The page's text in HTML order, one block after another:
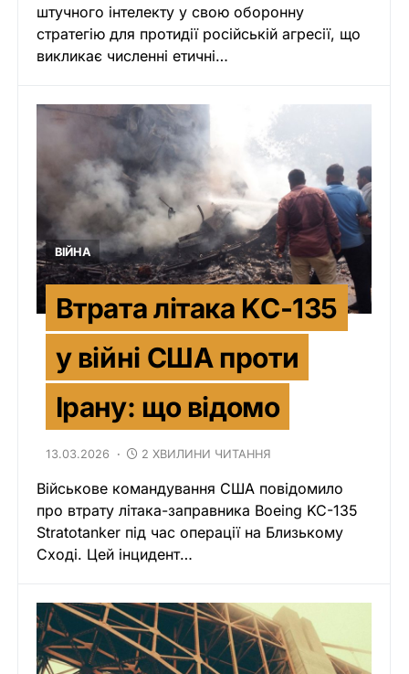
штучного інтелекту у свою оборонну
стратегію для протидії російській агресії, що
викликає численні етичні…
ВІЙНА
Втрата літака KC-135
у війні США проти
Ірану: що відомо
13.03.2026 2 ХВИЛИНИ ЧИТАННЯ
Військове командування США повідомило
про втрату літака-заправника Boeing KC-135
Stratotanker під час операції на Близькому
Сході. Цей інцидент…